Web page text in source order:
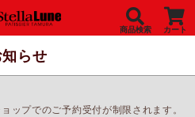
商品検索 カート
らせ
ップでのご予約受付が制限されます。